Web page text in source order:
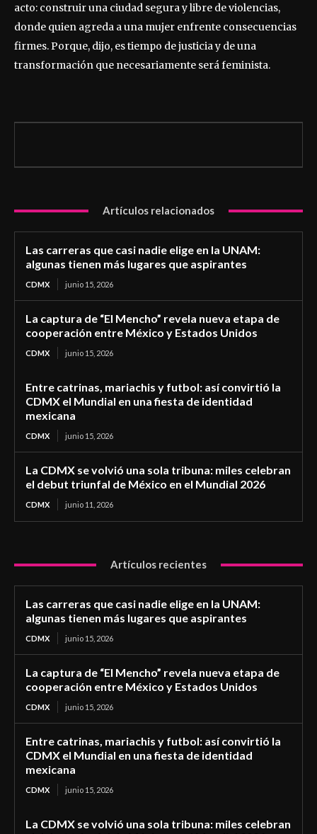
acto: construir una ciudad segura y libre de violencias,
donde quien agreda a una mujer enfrente consecuencias
firmes. Porque, dijo, es tiempo de justicia y de una
transformación que necesariamente será feminista.
Artículos relacionados
Las carreras que casi nadie elige en la UNAM:
algunas tienen más lugares que aspirantes
CDMX junio 15, 2026
La captura de “El Mencho” revela nueva etapa de
cooperación entre México y Estados Unidos
CDMX junio 15, 2026
Entre catrinas, mariachis y futbol: así convirtió la
CDMX el Mundial en una fiesta de identidad
mexicana
CDMX junio 15, 2026
La CDMX se volvió una sola tribuna: miles celebran
el debut triunfal de México en el Mundial 2026
CDMX junio 11, 2026
Artículos recientes
Las carreras que casi nadie elige en la UNAM:
algunas tienen más lugares que aspirantes
CDMX junio 15, 2026
La captura de “El Mencho” revela nueva etapa de
cooperación entre México y Estados Unidos
CDMX junio 15, 2026
Entre catrinas, mariachis y futbol: así convirtió la
CDMX el Mundial en una fiesta de identidad
mexicana
CDMX junio 15, 2026
La CDMX se volvió una sola tribuna: miles celebran